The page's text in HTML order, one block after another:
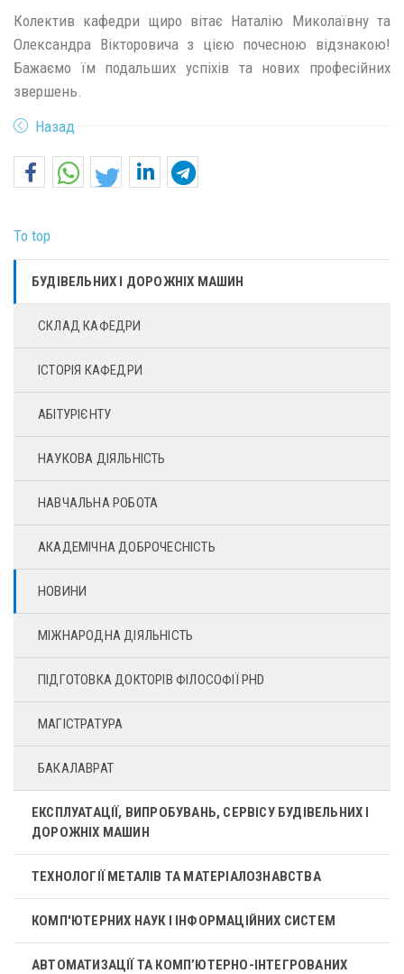
Колектив кафедри щиро вітає Наталію Миколаївну та
Олександра Вікторовича з цією почесною відзнакою!
Бажаємо їм подальших успіхів та нових професійних
звершень.
Назад
To top
БУДІВЕЛЬНИХ І ДОРОЖНІХ МАШИН
СКЛАД КАФЕДРИ
ІСТОРІЯ КАФЕДРИ
АБІТУРІЄНТУ
НАУКОВА ДІЯЛЬНІСТЬ
НАВЧАЛЬНА РОБОТА
АКАДЕМІЧНА ДОБРОЧЕСНІСТЬ
НОВИНИ
МІЖНАРОДНА ДІЯЛЬНІСТЬ
ПІДГОТОВКА ДОКТОРІВ ФІЛОСОФІЇ PHD
МАГІСТРАТУРА
БАКАЛАВРАТ
ЕКСПЛУАТАЦІЇ, ВИПРОБУВАНЬ, СЕРВІСУ БУДІВЕЛЬНИХ І
ДОРОЖНІХ МАШИН
ТЕХНОЛОГІЇ МЕТАЛІВ ТА МАТЕРІАЛОЗНАВСТВА
КОМП'ЮТЕРНИХ НАУК І ІНФОРМАЦІЙНИХ СИСТЕМ
АВТОМАТИЗАЦІЇ ТА КОМП’ЮТЕРНО-ІНТЕГРОВАНИХ